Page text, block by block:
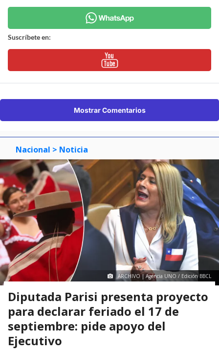
Suscríbete en:
Mostrar Comentarios
Nacional > Noticia
ARCHIVO | Agencia UNO / Edición BBCL
Diputada Parisi presenta proyecto
para declarar feriado el 17 de
septiembre: pide apoyo del
Ejecutivo